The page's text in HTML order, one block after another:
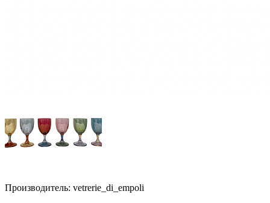
Производитель: vetrerie_di_empoli